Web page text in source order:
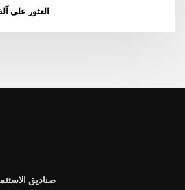
العثور على
صناديق